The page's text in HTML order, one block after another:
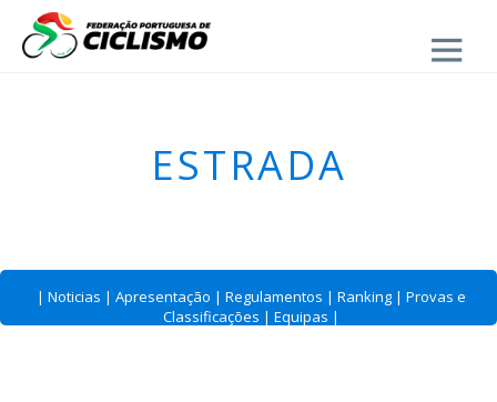
Close
ESTRADA
| Noticias | Apresentação | Regulamentos | Ranking | Provas e
Classificações | Equipas |